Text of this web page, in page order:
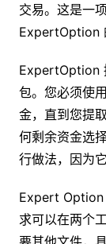
交易。这是一
ExpertOption
ExpertOption
包。您必须使
金，直到您提
何剩余资金选
行做法，因为
Expert Option
求可以在两个